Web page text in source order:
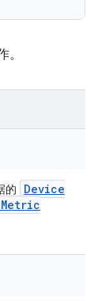
的
Device
Metric